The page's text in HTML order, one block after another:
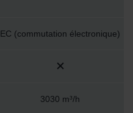
EC (commutation électronique)
3030 m³/h